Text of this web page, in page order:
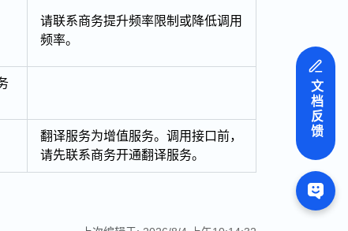
请联系商务提升频率限制或降低调用
频率。
翻译服务为增值服务。调用接口前，
请先联系商务开通翻译服务。
文档反馈